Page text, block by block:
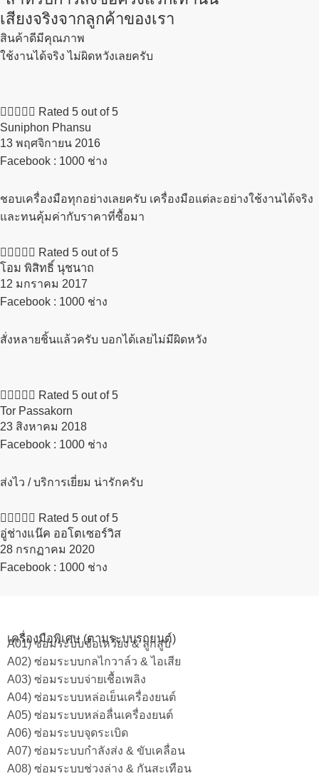
เสียงจริงจากลูกค้าของเรา
สินค้าดีมีคุณภาพ
ใช้งานได้จริง ไม่ผิดหวังเลยครับ
     Rated 5 out of 5
Suniphon Phansu
13 พฤศจิกายน 2016​
Facebook : 1000 ช่าง
ชอบเครื่องมือทุกอย่างเลยครับ เครื่องมือแต่ละอย่างใช้งานได้จริง
และทนคุ้มค่ากับราคาที่ซื้อมา
     Rated 5 out of 5
โอม พิสิทธิ์ นุชนาถ
12 มกราคม 2017​
Facebook : 1000 ช่าง
สั่งหลายชิ้นแล้วครับ บอกได้เลยไม่มีผิดหวัง
     Rated 5 out of 5
Tor Passakorn
23 สิงหาคม 2018​
Facebook : 1000 ช่าง
ส่งไว / บริการเยี่ยม น่ารักครับ
     Rated 5 out of 5
อู่ช่างแน๊ค ออโตเซอร์วิส
28 กรกฏาคม 2020​
Facebook : 1000 ช่าง
เครื่องมือพิเศษ (ตามระบบรถยนต์)
A01) ซ่อมระบบข้อเหวี่ยง & ลูกสูบ
A02) ซ่อมระบบกลไกวาล์ว & ไอเสีย
A03) ซ่อมระบบจ่ายเชื้อเพลิง
A04) ซ่อมระบบหล่อเย็นเครื่องยนต์
A05) ซ่อมระบบหล่อลื่นเครื่องยนต์
A06) ซ่อมระบบจุดระเบิด
A07) ซ่อมระบบกำลังส่ง & ขับเคลื่อน
A08) ซ่อมระบบช่วงล่าง & กันสะเทือน